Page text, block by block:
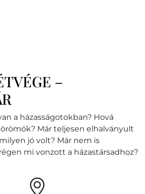
–
a házasságotokban? Hová
Már teljesen elhalványult
jó volt? Már nem is
mi vonzott a házastársadhoz?